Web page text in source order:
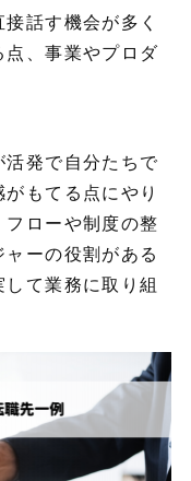
話す機会が多く
、事業やプロダ
活発で自分たちで
もてる点にやり
ローや制度の整
ーの役割がある
て業務に取り組